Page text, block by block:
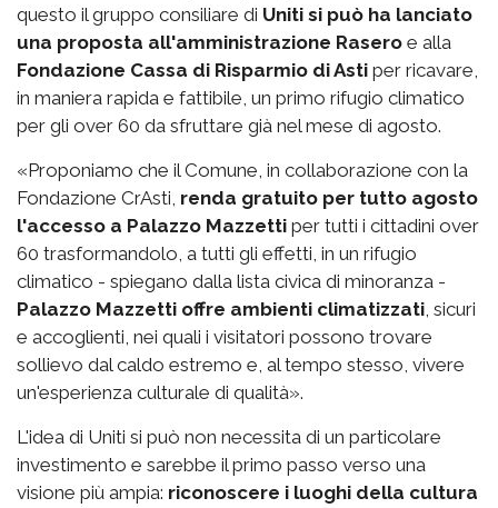
questo il gruppo consiliare di Uniti si può ha lanciato
una proposta all'amministrazione Rasero e alla
Fondazione Cassa di Risparmio di Asti per ricavare,
in maniera rapida e fattibile, un primo rifugio climatico
per gli over 60 da sfruttare già nel mese di agosto.
«Proponiamo che il Comune, in collaborazione con la
Fondazione CrAsti, renda gratuito per tutto agosto
l'accesso a Palazzo Mazzetti per tutti i cittadini over
60 trasformandolo, a tutti gli effetti, in un rifugio
climatico - spiegano dalla lista civica di minoranza -
Palazzo Mazzetti offre ambienti climatizzati, sicuri
e accoglienti, nei quali i visitatori possono trovare
sollievo dal caldo estremo e, al tempo stesso, vivere
un'esperienza culturale di qualità».
L'idea di Uniti si può non necessita di un particolare
investimento e sarebbe il primo passo verso una
visione più ampia: riconoscere i luoghi della cultura